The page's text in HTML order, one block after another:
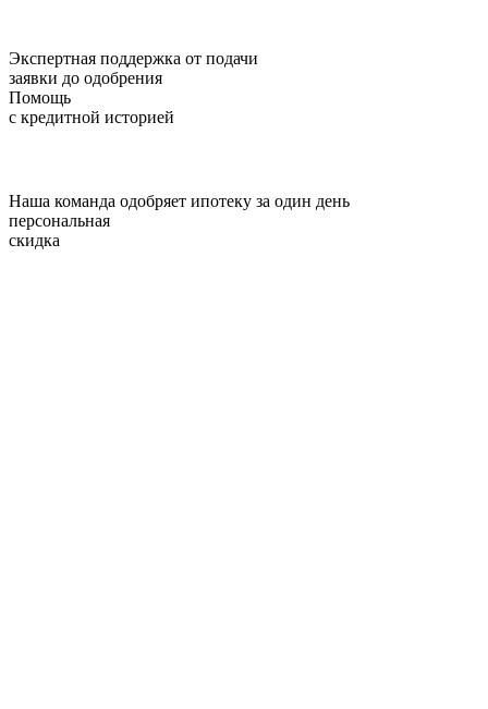
Экспертная поддержка от подачи
заявки до одобрения
Помощь
с кредитной историей
Наша команда одобряет ипотеку за один день
персональная
скидка